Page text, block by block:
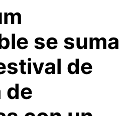
se suma
de
de